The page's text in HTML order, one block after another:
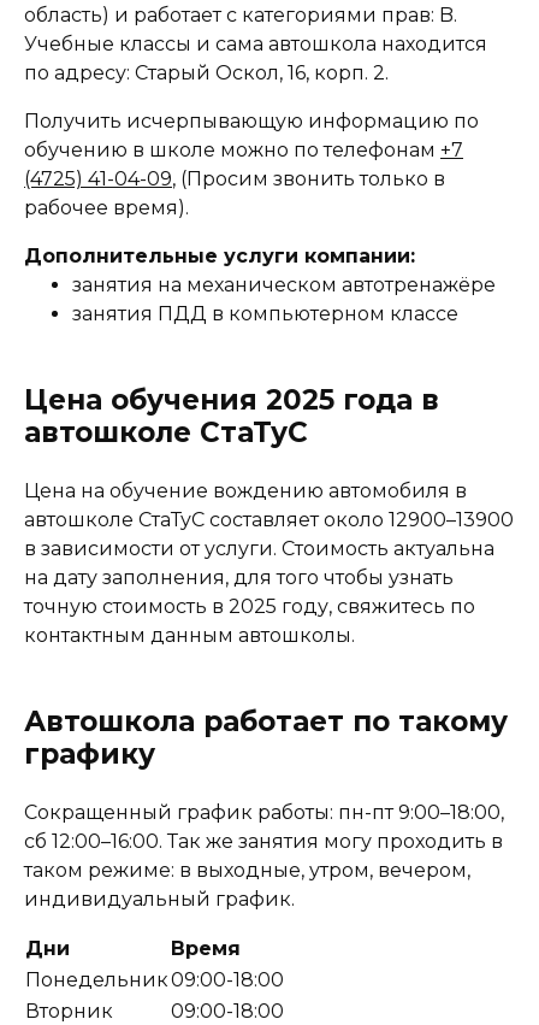
область) и работает с категориями прав: B.
Учебные классы и сама автошкола находится
по адресу: Старый Оскол, 16, корп. 2.
Получить исчерпывающую информацию по
обучению в школе можно по телефонам +7
(4725) 41-04-09, (Просим звонить только в
рабочее время).
Дополнительные услуги компании:
занятия на механическом автотренажёре
занятия ПДД в компьютерном классе
Цена обучения 2025 года в
автошколе СтаТуС
Цена на обучение вождению автомобиля в
автошколе СтаТуС составляет около 12900–13900
в зависимости от услуги. Стоимость актуальна
на дату заполнения, для того чтобы узнать
точную стоимость в 2025 году, свяжитесь по
контактным данным автошколы.
Автошкола работает по такому
графику
Сокращенный график работы: пн-пт 9:00–18:00,
сб 12:00–16:00. Так же занятия могу проходить в
таком режиме: в выходные, утром, вечером,
индивидуальный график.
Дни
Время
Понедельник09:00-18:00
Вторник
09:00-18:00